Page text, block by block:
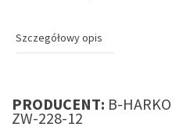
Szczegółowy opis
PRODUCENT: B-HARKO
ZW-228-12